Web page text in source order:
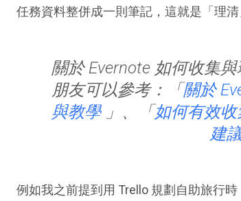
任務資料整併成一則筆記，這就是「理清
關於 Evernote 如何收集
朋友可以參考：「關於
與教學 」、「 如何有效
建
例如我之前提到用 Trello 規劃自助旅行